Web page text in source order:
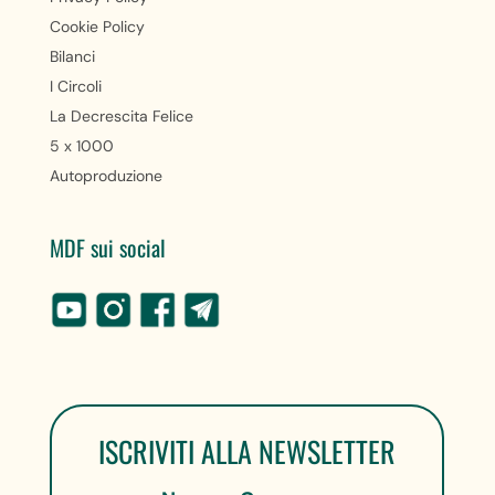
Cookie Policy
Bilanci
I Circoli
La Decrescita Felice
5 x 1000
Autoproduzione
MDF sui social
ISCRIVITI ALLA NEWSLETTER